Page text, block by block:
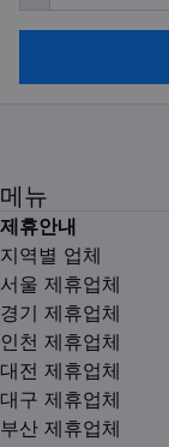
메뉴
제휴안내
지역별 업체
서울 제휴업체
경기 제휴업체
인천 제휴업체
대전 제휴업체
대구 제휴업체
부산 제휴업체